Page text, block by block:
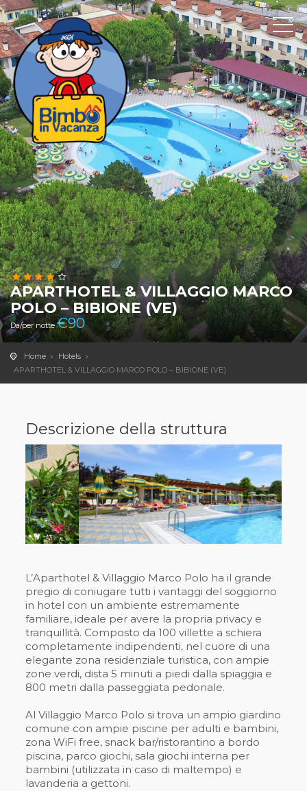
APARTHOTEL & VILLAGGIO MARCO
POLO – BIBIONE (VE)
Da/per notte€90
Home
Hotels
APARTHOTEL & VILLAGGIO MARCO POLO – BIBIONE (VE)
Descrizione della struttura
L’Aparthotel & Villaggio Marco Polo ha il grande
pregio di coniugare tutti i vantaggi del soggiorno
in hotel con un ambiente estremamente
familiare, ideale per avere la propria privacy e
tranquillità. Composto da 100 villette a schiera
completamente indipendenti, nel cuore di una
elegante zona residenziale turistica, con ampie
zone verdi, dista 5 minuti a piedi dalla spiaggia e
800 metri dalla passeggiata pedonale.
Al Villaggio Marco Polo si trova un ampio giardino
comune con ampie piscine per adulti e bambini,
zona WiFi free, snack bar/ristorantino a bordo
piscina, parco giochi, sala giochi interna per
bambini (utilizzata in caso di maltempo) e
lavanderia a gettoni.